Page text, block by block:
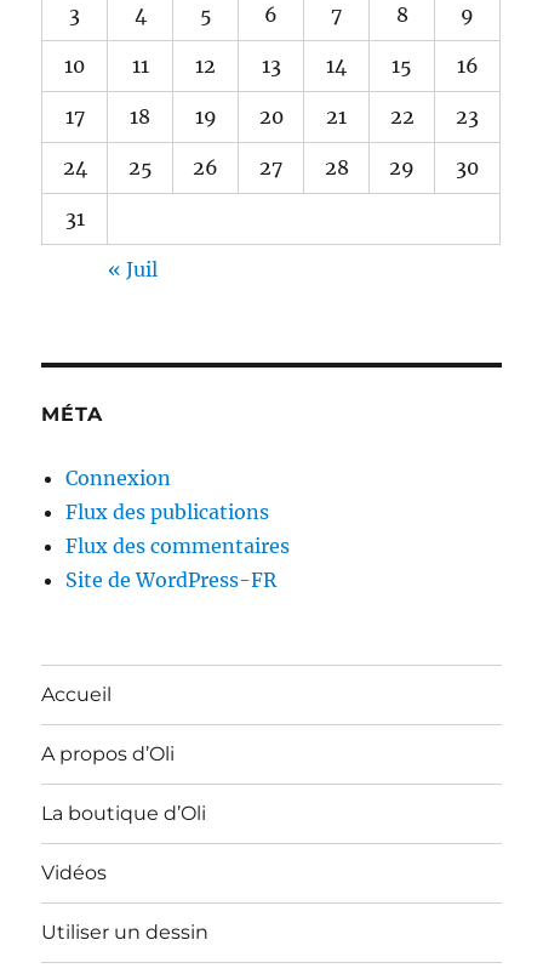
3 4 5 6 7 8 9
10 11 12 13 14 15 16
17 18 19 20 21 22 23
24 25 26 27 28 29 30
31
« Juil
MÉTA
Connexion
Flux des publications
Flux des commentaires
Site de WordPress-FR
Accueil
A propos d’Oli
La boutique d’Oli
Vidéos
Utiliser un dessin